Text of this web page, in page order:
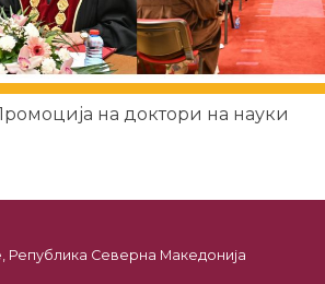
на доктори на науки
Република Северна Македонија